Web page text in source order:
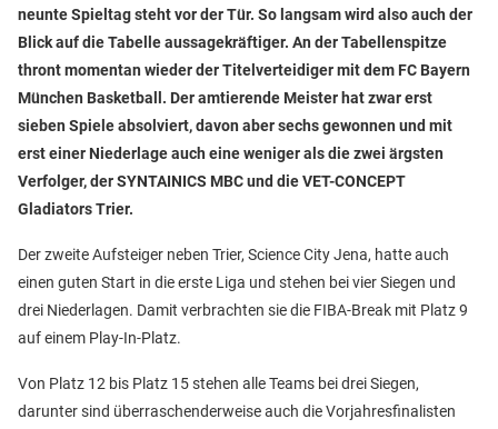
neunte Spieltag steht vor der Tür. So langsam wird also auch der
Blick auf die Tabelle aussagekräftiger. An der Tabellenspitze
thront momentan wieder der Titelverteidiger mit dem FC Bayern
München Basketball. Der amtierende Meister hat zwar erst
sieben Spiele absolviert, davon aber sechs gewonnen und mit
erst einer Niederlage auch eine weniger als die zwei ärgsten
Verfolger, der SYNTAINICS MBC und die VET-CONCEPT
Gladiators Trier.
Der zweite Aufsteiger neben Trier, Science City Jena, hatte auch
einen guten Start in die erste Liga und stehen bei vier Siegen und
drei Niederlagen. Damit verbrachten sie die FIBA-Break mit Platz 9
auf einem Play-In-Platz.
Von Platz 12 bis Platz 15 stehen alle Teams bei drei Siegen,
darunter sind überraschenderweise auch die Vorjahresfinalisten